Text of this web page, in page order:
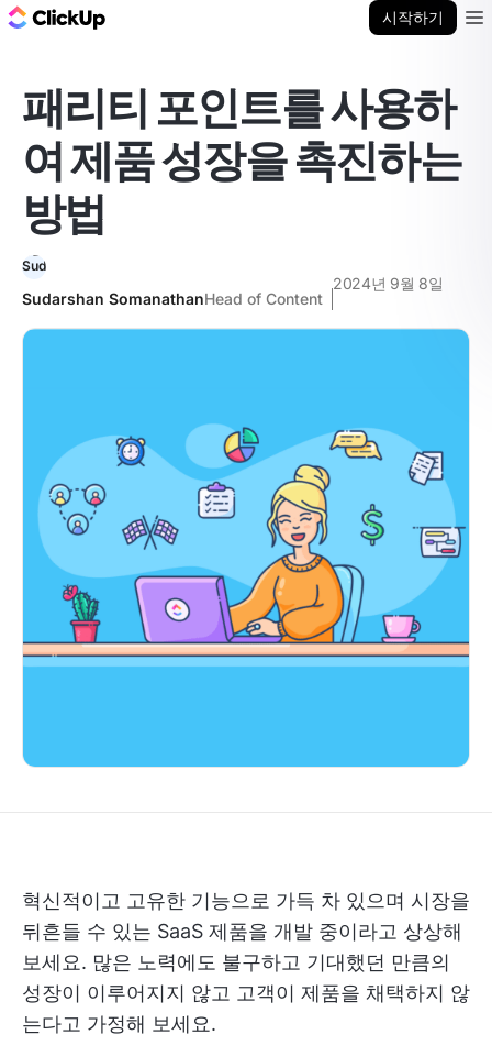
시작하기
패리티 포인트를 사용하
여 제품 성장을 촉진하는
방법
Sudarshan SomanathanHead of Content
2024년 9월 8일
혁신적이고 고유한 기능으로 가득 차 있으며 시장을
뒤흔들 수 있는 SaaS 제품을 개발 중이라고 상상해
보세요. 많은 노력에도 불구하고 기대했던 만큼의
성장이 이루어지지 않고 고객이 제품을 채택하지 않
는다고 가정해 보세요.